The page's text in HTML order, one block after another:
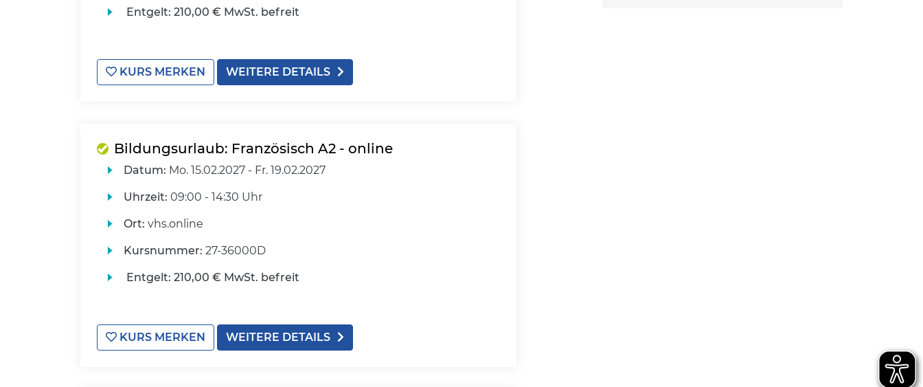
Entgelt: 210,00 € MwSt. befreit
KURS MERKEN WEITERE DETAILS
Bildungsurlaub: Französisch A2 - online
Datum: Mo. 15.02.2027 - Fr. 19.02.2027
Uhrzeit: 09:00 - 14:30 Uhr
Ort: vhs.online
Kursnummer: 27-36000D
Entgelt: 210,00 € MwSt. befreit
KURS MERKEN WEITERE DETAILS